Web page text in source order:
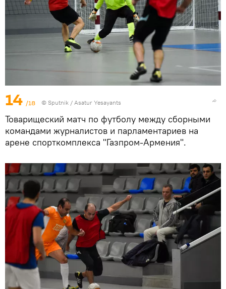
14 /18 © Sputnik / Asatur Yesayants
Товарищеский матч по футболу между сборными
командами журналистов и парламентариев на
арене спорткомплекса "Газпром-Армения".